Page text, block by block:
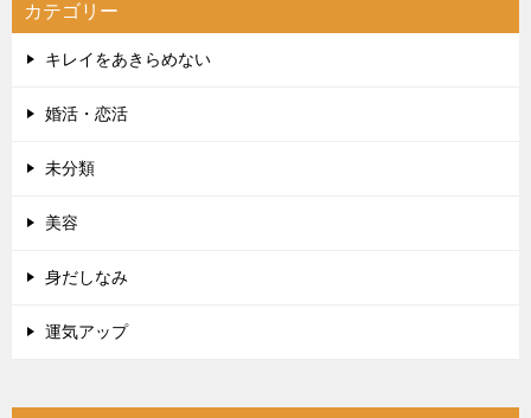
カテゴリー
キレイをあきらめない
婚活・恋活
未分類
美容
身だしなみ
運気アップ